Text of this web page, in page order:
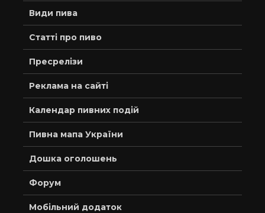
Види пива
Статті про пиво
Пресрелізи
Реклама на сайті
Календар пивних подій
Пивна мапа України
Дошка оголошень
Форум
Мобільний додаток